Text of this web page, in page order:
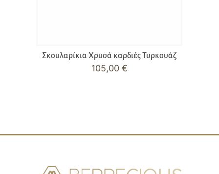
Σκουλαρίκια Χρυσά καρδιές Τυρκουάζ
105,00 €